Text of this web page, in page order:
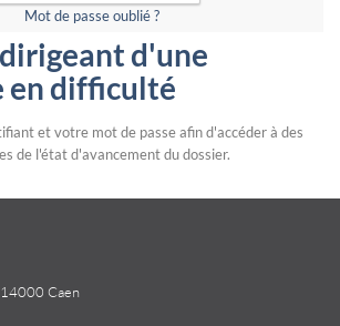
Mot de passe oublié ?
d'une
en difficulté
et votre mot de passe afin d'accéder à des
de l'état d'avancement du dossier.
Caen